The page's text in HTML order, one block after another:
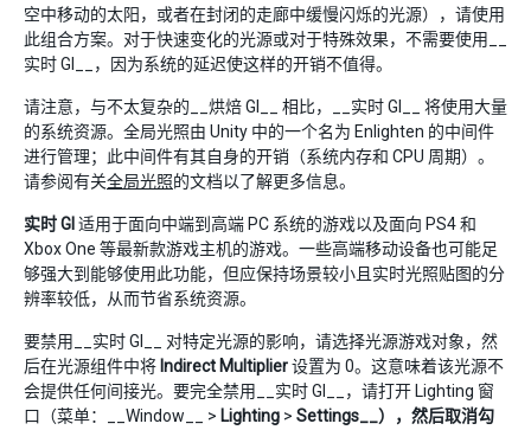
空中移动的太阳，或者在封闭的走廊中缓慢闪烁的光源），请使用
此组合方案。对于快速变化的光源或对于特殊效果，不需要使用__
实时 GI__，因为系统的延迟使这样的开销不值得。
请注意，与不太复杂的__烘焙 GI__ 相比，__实时 GI__ 将使用大量
的系统资源。全局光照由 Unity 中的一个名为 Enlighten 的中间件
进行管理；此中间件有其自身的开销（系统内存和 CPU 周期）。
请参阅有关全局光照的文档以了解更多信息。
实时 GI 适用于面向中端到高端 PC 系统的游戏以及面向 PS4 和
Xbox One 等最新款游戏主机的游戏。一些高端移动设备也可能足
够强大到能够使用此功能，但应保持场景较小且实时光照贴图的分
辨率较低，从而节省系统资源。
要禁用__实时 GI__ 对特定光源的影响，请选择光源游戏对象，然
后在光源组件中将 Indirect Multiplier设置为 0。这意味着该光源不
会提供任何间接光。要完全禁用__实时 GI__，请打开 Lighting 窗
口（菜单：__Window__ > Lighting > Settings__），然后取消勾